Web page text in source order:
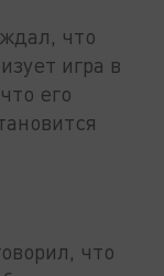
что
игра в
его
что